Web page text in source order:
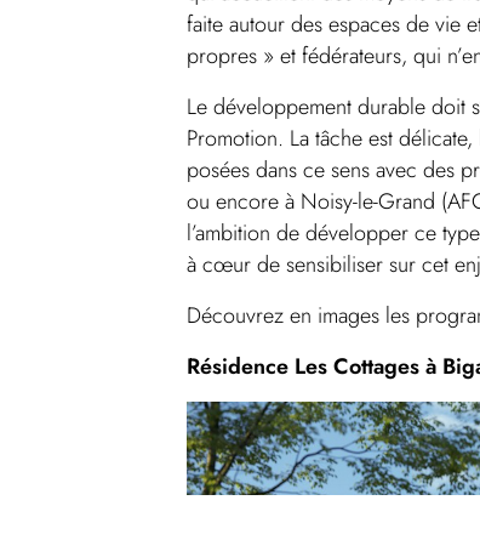
faite autour des espaces de vie
propres » et fédérateurs, qui
Le développement durable doit
Promotion. La tâche est
posées dans ce sens avec des
ou encore à Noisy-le-Grand
l’ambition de développer ce
à cœur de sensibiliser sur cet
Découvrez en images les
Résidence Les Cottages à